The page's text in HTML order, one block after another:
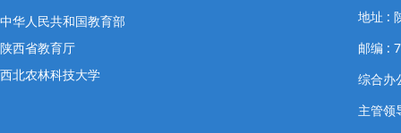
中华人民共和国教育部
陕西省教育厅
西北农林科技大学
地址 :
邮编 :
综合办
主管